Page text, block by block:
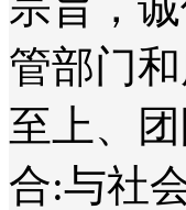
管部门
至上、
合:与社